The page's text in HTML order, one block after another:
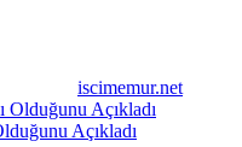
iscimemur.net
Açıkladı